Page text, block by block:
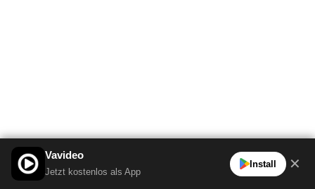
Vavideo
Jetzt kostenlos als App
Install ✕